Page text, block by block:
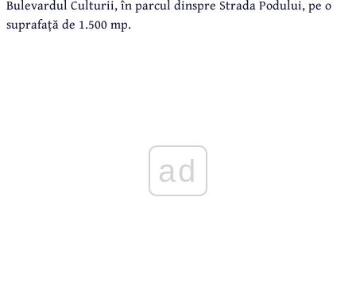
Bulevardul Culturii, în parcul dinspre Strada Podului, pe o
suprafață de 1.500 mp.
ad